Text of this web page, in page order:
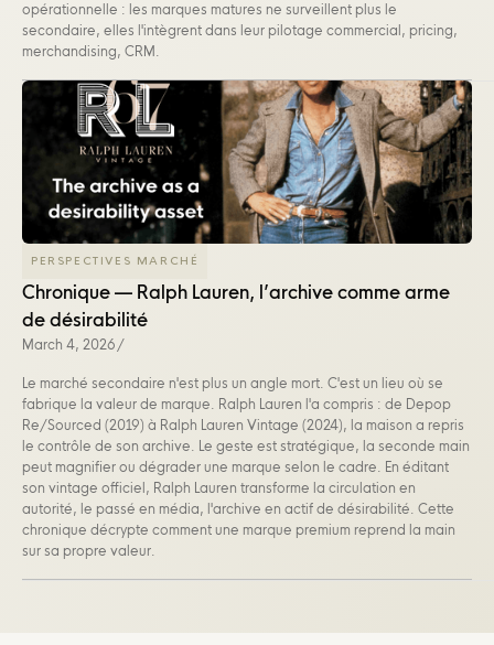
opérationnelle : les marques matures ne surveillent plus le
secondaire, elles l'intègrent dans leur pilotage commercial, pricing,
merchandising, CRM.
PERSPECTIVES MARCHÉ
Chronique — Ralph Lauren, l’archive comme arme
de désirabilité
March 4, 2026 /
Le marché secondaire n'est plus un angle mort. C'est un lieu où se
fabrique la valeur de marque. Ralph Lauren l'a compris : de Depop
Re/Sourced (2019) à Ralph Lauren Vintage (2024), la maison a repris
le contrôle de son archive. Le geste est stratégique, la seconde main
peut magnifier ou dégrader une marque selon le cadre. En éditant
son vintage officiel, Ralph Lauren transforme la circulation en
autorité, le passé en média, l'archive en actif de désirabilité. Cette
chronique décrypte comment une marque premium reprend la main
sur sa propre valeur.